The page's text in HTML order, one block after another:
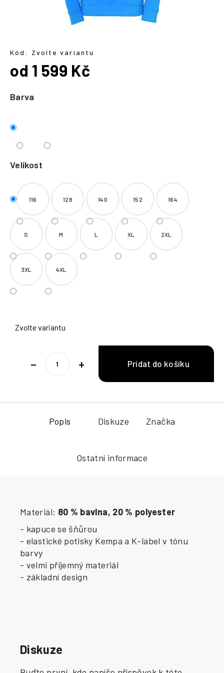
Barva
Velikost
116 128 140 152 164
S M L XL 2XL
3XL 4XL
Zvolte variantu
+
−
Kód: Zvolte variantu
od 1 599 Kč
cena:
Popis Diskuze Značka
Ostatní informace
Materiál: 80 % bavlna, 20 % polyester
- kapuce se šňůrou
- elastické potisky Kempa a K-label v tónu
barvy
- velmi příjemný materiál
- základní design
Diskuze
t
?